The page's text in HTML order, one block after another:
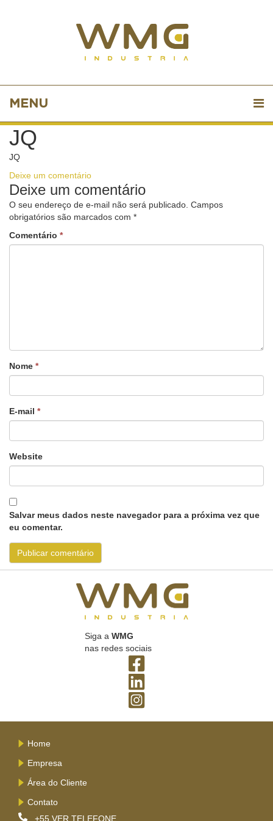
MENU
JQ
JQ
Deixe um comentário
Deixe um comentário
O seu endereço de e-mail não será publicado. Campos
obrigatórios são marcados com *
Comentário *
Nome *
E-mail *
Website
Salvar meus dados neste navegador para a próxima vez que
eu comentar.
Siga a WMG
nas redes sociais
Home
Empresa
Área do Cliente
Contato
+55 VER TELEFONE